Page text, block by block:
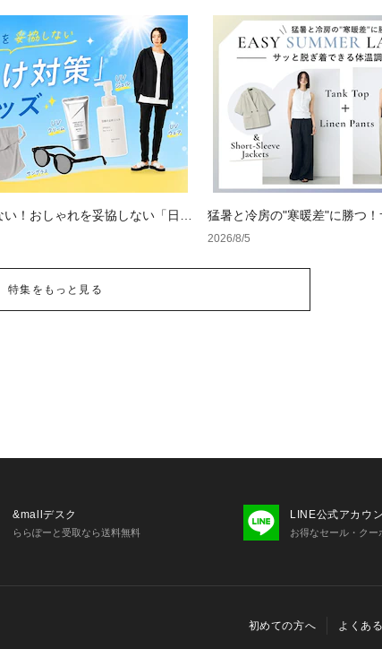
！おしゃれを妥協しない「日焼
猛暑と冷房の"寒暖差"に勝つ！
る体温調節コーデ
2026/8/5
特集をもっと見る
&mallデスク
ららぽーと受取なら送料無料
LINE公式アカウ
お得なセール・クー
初めての方へ よくあ